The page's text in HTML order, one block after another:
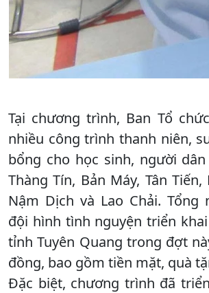
Tại chương trình, Ban Tổ
nhiều công trình thanh niên,
bổng cho học sinh, người
Thàng Tín, Bản Máy, Tân Tiến,
Nậm Dịch và Lao Chải. Tổng
đội hình tình nguyện triển
tỉnh Tuyên Quang trong đợt
đồng, bao gồm tiền mặt, quà
Đặc biệt, chương trình đã